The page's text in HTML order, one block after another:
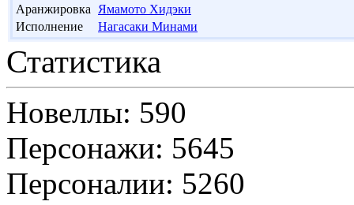
Аранжировка
Ямамото Хидэки
Исполнение
Нагасаки Минами
Статистика
Новеллы: 590
Персонажи: 5645
Персоналии: 5260